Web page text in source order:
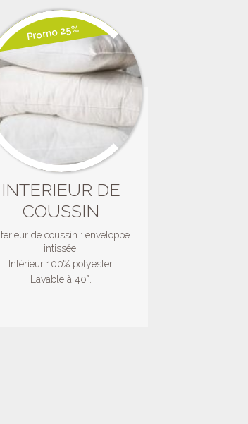
Promo 25%
INTERIEUR DE
COUSSIN
de coussin : enveloppe
intissée.
Intérieur 100% polyester.
Lavable à 40°.